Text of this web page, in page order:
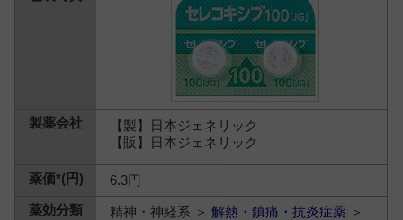
【製】日本ジェネリック
【販】日本ジェネリック
6.3円
精神・神経系 ＞解熱・鎮痛・抗炎症薬 ＞